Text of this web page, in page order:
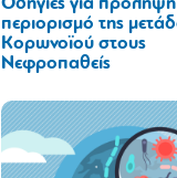
Οδηγίες για πρόληψη
περιορισμό της
Κορωνοϊού στους
Νεφροπαθείς